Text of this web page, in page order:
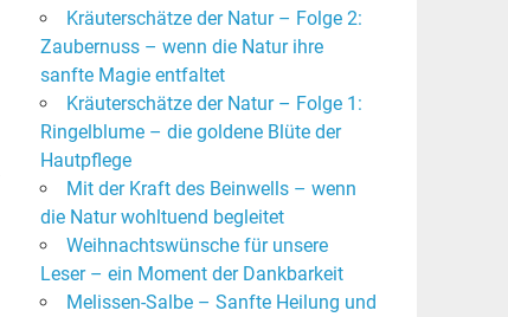
Kräuterschätze der Natur – Folge 2:
Zaubernuss – wenn die Natur ihre
sanfte Magie entfaltet
Kräuterschätze der Natur – Folge 1:
Ringelblume – die goldene Blüte der
Hautpflege
Mit der Kraft des Beinwells – wenn
die Natur wohltuend begleitet
Weihnachtswünsche für unsere
Leser – ein Moment der Dankbarkeit
Melissen-Salbe – Sanfte Heilung und